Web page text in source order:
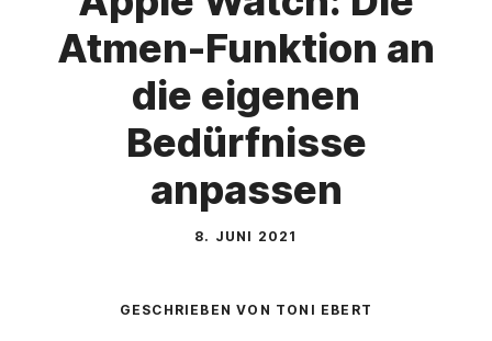
Atmen-Funktion an
die eigenen
Bedürfnisse
anpassen
8. JUNI 2021
GESCHRIEBEN VON TONI EBERT